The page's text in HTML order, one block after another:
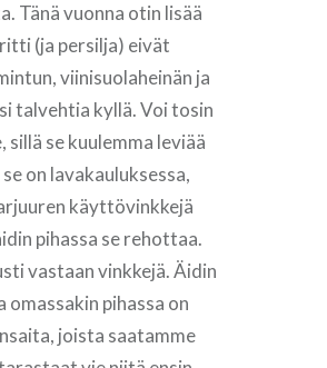
Tänä vuonna otin lisää
(ja persilja) eivät
viinisuolaheinän ja
talvehtia kyllä. Voi tosin
se kuulemma leviää
on lavakauluksessa,
käyttövinkkejä
pihassa se rehottaa.
vastaan vinkkejä. Äidin
omassakin pihassa on
joista saatamme